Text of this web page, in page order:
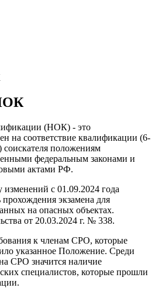
(НОК) - это
на соответствие квалификации (6-
положениям
федеральным законами и
актами РФ.
с 01.09.2024 года
экзамена для
на опасных объектах.
от 20.03.2024 г. № 338.
к членам СРО, которые
указанное Положение. Среди
СРО значится наличие
специалистов, которые прошли